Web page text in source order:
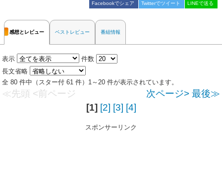
Facebookでシェア Twitterでツイート LINEで送る
感想とレビュー ベストレビュー 番組情報
表示
件数
長文省略
全 80 件中（スター付 61 件）1～20 件が表示されています。
≪先頭 <前ページ 次ページ> 最後≫
[1] [2] [3] [4]
スポンサーリンク